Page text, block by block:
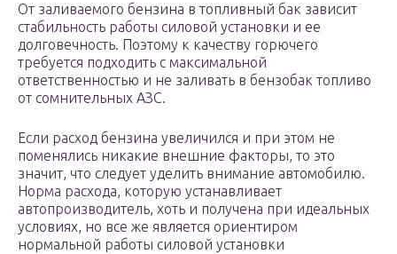
От заливаемого бензина в топливный бак зависит
стабильность работы силовой установки и ее
долговечность. Поэтому к качеству горючего
требуется подходить с максимальной
ответственностью и не заливать в бензобак топливо
от сомнительных АЗС.
Если расход бензина увеличился и при этом не
поменялись никакие внешние факторы, то это
значит, что следует уделить внимание автомобилю.
Норма расхода, которую устанавливает
автопроизводитель, хоть и получена при идеальных
условиях, но все же является ориентиром
нормальной работы силовой установки